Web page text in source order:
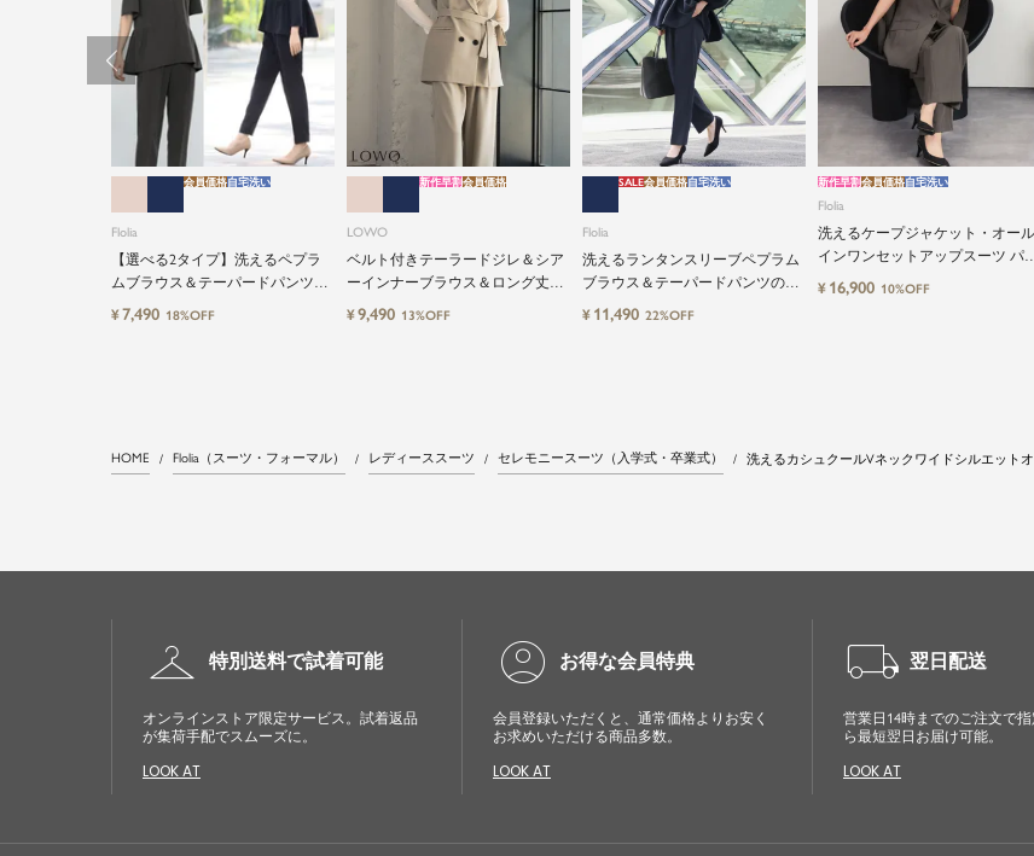
Flolia
【選べる2タイプ】洗えるペプラ
ムブラウス＆テーパードパンツの
セットアップセレモニースーツ
会員価格自宅洗い
¥7,490 18%OFF
LOWO
ベルト付きテーラードジレ＆シア
ーインナーブラウス＆ロング丈設
計ワイドパンツ3点セットスーツ
新作早割会員価格
¥9,490 13%OFF
Flolia
洗えるランタンスリーブペプラム
ブラウス＆テーパードパンツのセ
ットアップセレモニースーツ
SALE会員価格自宅洗い
¥ 11,490 22%OFF
Flolia
洗えるケープジャケット・オール
インワンセットアップスーツ パ
ツドレス
新作早割会員価格自宅洗い
¥ 16,900 10%OFF
HOME Flolia（スーツ・フォーマル） レディーススーツ セレモニースーツ（入学式・卒業式） 洗えるカシュクールVネックワイドシルエット
checkroom 特別送料で試着可能
オンラインストア限定サービス。試着返品
が集荷手配でスムーズに。
LOOK AT
account_circle お得な会員特典
会員登録いただくと、通常価格よりお安く
お求めいただける商品多数。
LOOK AT
local_shipping 翌日配送
営業日14時までのご注文で
ら最短翌日お届け可能。
LOOK AT